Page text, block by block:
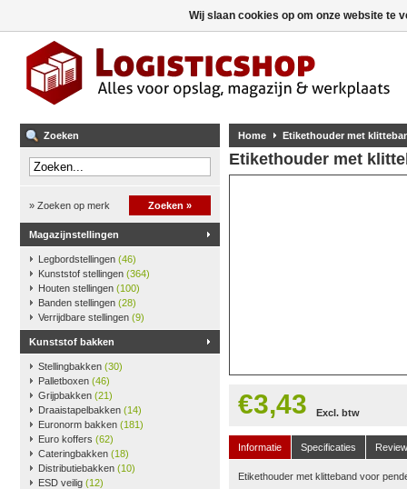
Zoeken
» Zoeken op merk Zoeken »
Magazijnstellingen
Legbordstellingen (46)
Kunststof stellingen (364)
Houten stellingen (100)
Banden stellingen (28)
Verrijdbare stellingen (9)
Kunststof bakken
Stellingbakken (30)
Palletboxen (46)
Grijpbakken (21)
Draaistapelbakken (14)
Euronorm bakken (181)
Euro koffers (62)
Cateringbakken (18)
Distributiebakken (10)
ESD veilig (12)
Home Etikethouder met
Etikethouder met
€3,43 Excl. btw
Informatie Specificaties
Etikethouder met klitteband voor
Wij slaan cookies op om onze website te